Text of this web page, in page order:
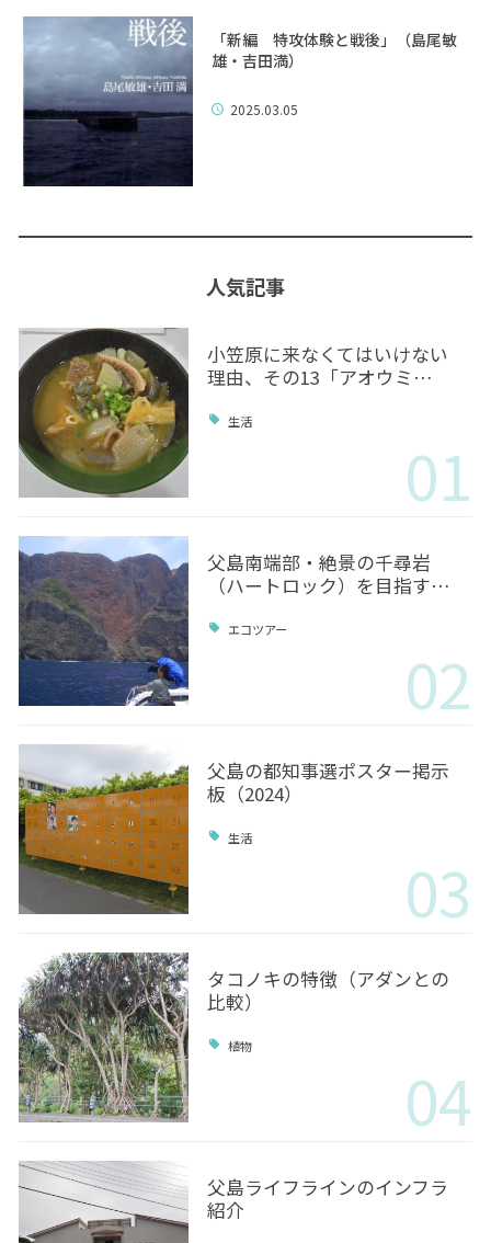
「新編 特攻体験と戦後」（島尾敏
雄・吉田満）
2025.03.05
人気記事
小笠原に来なくてはいけない
理由、その13「アオウミ…
生活
01
父島南端部・絶景の千尋岩
（ハートロック）を目指す…
エコツアー
02
父島の都知事選ポスター掲示
板（2024）
生活
03
タコノキの特徴（アダンとの
比較）
植物
04
父島ライフラインのインフラ
紹介